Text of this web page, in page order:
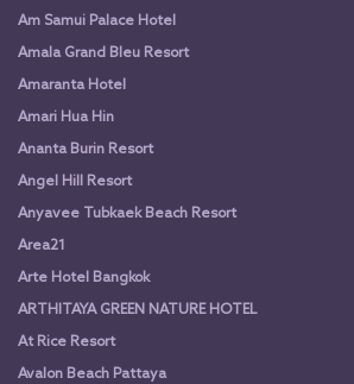
Am Samui Palace Hotel
Amala Grand Bleu Resort
Amaranta Hotel
Amari Hua Hin
Ananta Burin Resort
Angel Hill Resort
Anyavee Tubkaek Beach Resort
Area21
Arte Hotel Bangkok
ARTHITAYA GREEN NATURE HOTEL
At Rice Resort
Avalon Beach Pattaya